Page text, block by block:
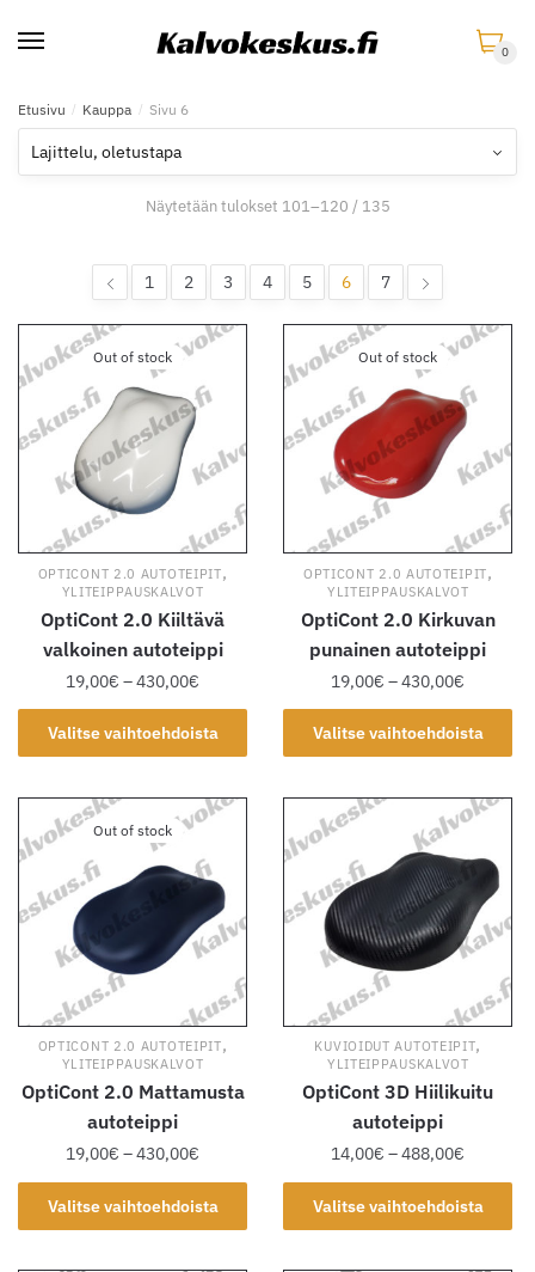
0
Etusivu / Kauppa / Sivu 6
Näytetään tulokset 101–120 / 135
1 2 3 4 5 6 7
Out of stock
OPTICONT 2.0 AUTOTEIPIT,
YLITEIPPAUSKALVOT
OptiCont 2.0 Kiiltävä
valkoinen autoteippi
19,00€ –430,00€
19,00€
-
430,00€
Valitse vaihtoehdoista
Tällä
tuotteella
useampi
muunnelma.
Voit
valinnat
tuotteen
Out of stock
OPTICONT 2.0 AUTOTEIPIT,
YLITEIPPAUSKALVOT
OptiCont 2.0 Kirkuvan
punainen autoteippi
19,00€ –430,00€
19,00€
-
430,00€
Valitse vaihtoehdoista
Tällä
tuotteella
useampi
muunnelma.
Voit
tehdä
valinnat
tuotteen
Out of stock
OPTICONT 2.0 AUTOTEIPIT,
YLITEIPPAUSKALVOT
OptiCont 2.0 Mattamusta
autoteippi
19,00€ –430,00€
19,00€
-
430,00€
Valitse vaihtoehdoista
Tällä
tuotteella
KUVIOIDUT AUTOTEIPIT,
YLITEIPPAUSKALVOT
OptiCont 3D Hiilikuitu
autoteippi
14,00€ –488,00€
14,00€
-
488,00€
Valitse vaihtoehdoista
Tällä
tuotteella